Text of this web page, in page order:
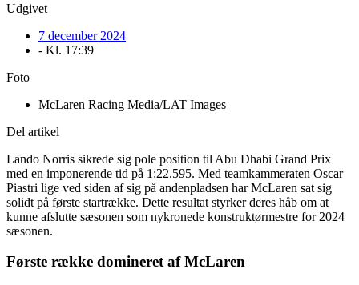
Udgivet
7 december 2024
- Kl. 17:39
Foto
McLaren Racing Media/LAT Images
Del artikel
Lando Norris sikrede sig pole position til Abu Dhabi Grand Prix
med en imponerende tid på 1:22.595. Med teamkammeraten Oscar
Piastri lige ved siden af sig på andenpladsen har McLaren sat sig
solidt på første startrække. Dette resultat styrker deres håb om at
kunne afslutte sæsonen som nykronede konstruktørmestre for 2024
sæsonen.
Første række domineret af McLaren